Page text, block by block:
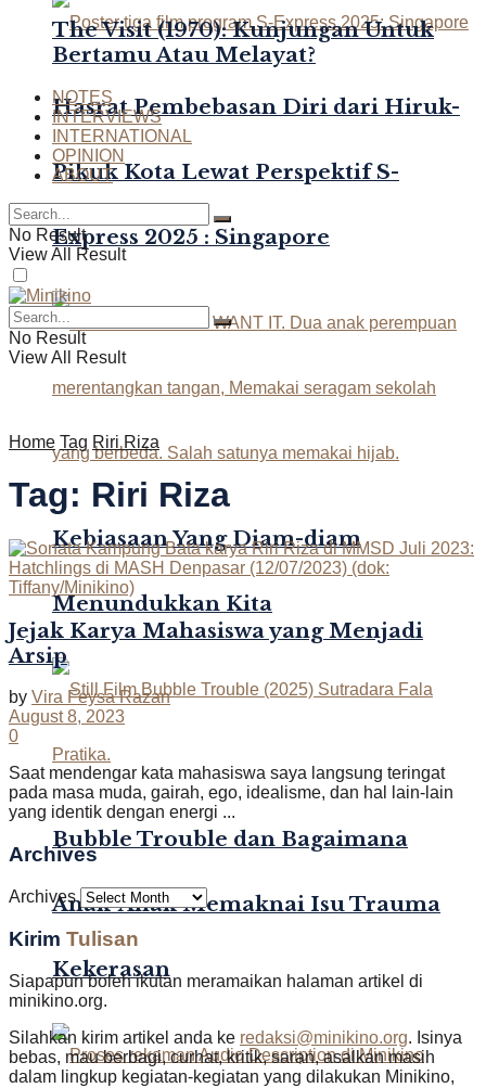
Hasrat Pembebasan Diri dari Hiruk-
Pikuk Kota Lewat Perspektif S-
Express 2025 : Singapore
Kebiasaan Yang Diam-diam
Menundukkan Kita
Bubble Trouble dan Bagaimana
Anak-Anak Memaknai Isu Trauma
Kekerasan
The Visit (1970): Kunjungan Untuk
Bertamu Atau Melayat?
NOTES
INTERVIEWS
INTERNATIONAL
OPINION
ABOUT
No Result
View All Result
No Result
View All Result
Home Tag Riri Riza
Tag: Riri Riza
Jejak Karya Mahasiswa yang Menjadi
Arsip
by Vira Feysa Razan
August 8, 2023
0
Saat mendengar kata mahasiswa saya langsung teringat
pada masa muda, gairah, ego, idealisme, dan hal lain-lain
yang identik dengan energi ...
Archives
Archives
Kirim Tulisan
Siapapun boleh ikutan meramaikan halaman artikel di
minikino.org.
Silahkan kirim artikel anda ke redaksi@minikino.org. Isinya
bebas, mau berbagi, curhat, kritik, saran, asalkan masih
dalam lingkup kegiatan-kegiatan yang dilakukan Minikino,